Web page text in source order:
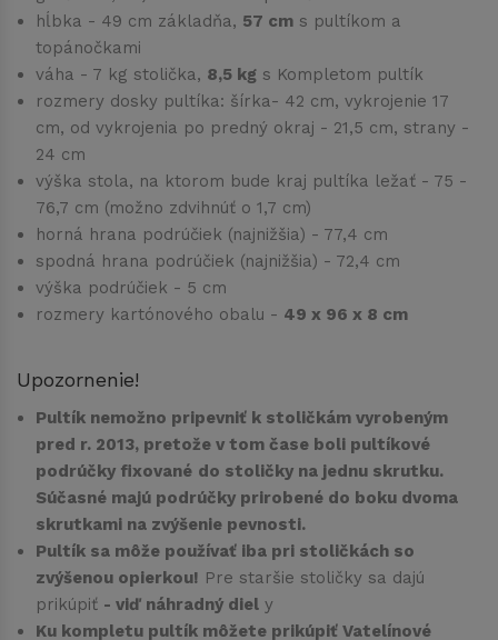
hĺbka - 49 cm základňa, 57 cm s pultíkom a
topánočkami
váha - 7 kg stolička, 8,5 kg s Kompletom pultík
rozmery dosky pultíka: šírka- 42 cm, vykrojenie 17
cm, od vykrojenia po predný okraj - 21,5 cm, strany -
24 cm
výška stola, na ktorom bude kraj pultíka ležať - 75 -
76,7 cm (možno zdvihnúť o 1,7 cm)
horná hrana podrúčiek (najnižšia) - 77,4 cm
spodná hrana podrúčiek (najnižšia) - 72,4 cm
výška podrúčiek - 5 cm
rozmery kartónového obalu - 49 x 96 x 8 cm
Upozornenie!
Pultík nemožno pripevniť k stoličkám vyrobeným
pred r. 2013, pretože v tom čase boli pultíkové
podrúčky fixované do stoličky na jednu skrutku.
Súčasné majú podrúčky prirobené do boku dvoma
skrutkami na zvýšenie pevnosti.
Pultík sa môže používať iba pri stoličkách so
zvýšenou opierkou! Pre staršie stoličky sa dajú
prikúpiť - viď náhradný diel y
Ku kompletu pultík môžete prikúpiť Vatelínové